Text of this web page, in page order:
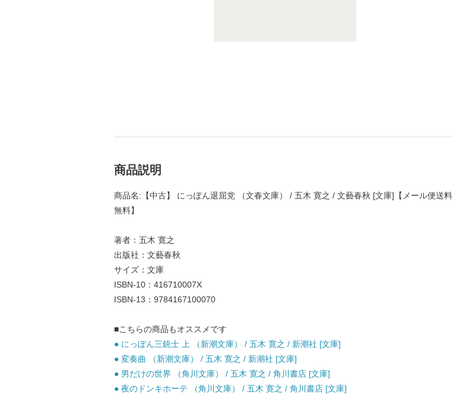
商品説明
商品名:【中古】 にっぽん退屈党 （文春文庫） / 五木 寛之 / 文藝春秋 [文庫]【メール便送料
無料】
著者：五木 寛之
出版社：文藝春秋
サイズ：文庫
ISBN-10：416710007X
ISBN-13：9784167100070
■こちらの商品もオススメです
● にっぽん三銃士 上 （新潮文庫） / 五木 寛之 / 新潮社 [文庫]
● 変奏曲 （新潮文庫） / 五木 寛之 / 新潮社 [文庫]
● 男だけの世界 （角川文庫） / 五木 寛之 / 角川書店 [文庫]
● 夜のドンキホーテ （角川文庫） / 五木 寛之 / 角川書店 [文庫]